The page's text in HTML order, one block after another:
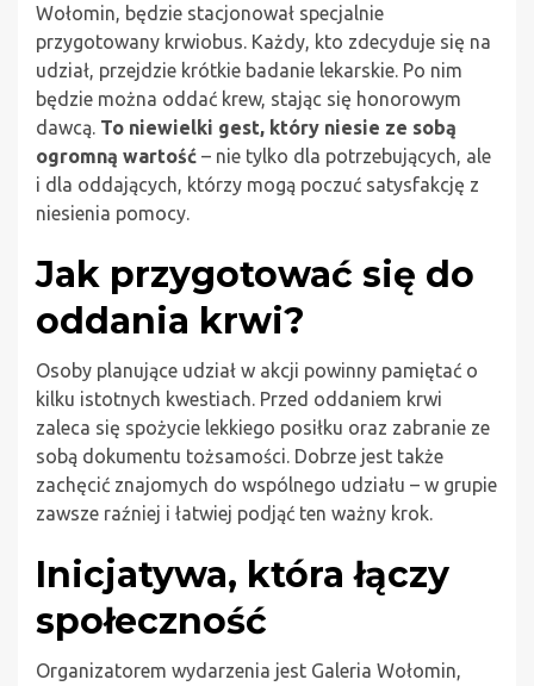
Wołomin, będzie stacjonował specjalnie
przygotowany krwiobus. Każdy, kto zdecyduje się na
udział, przejdzie krótkie badanie lekarskie. Po nim
będzie można oddać krew, stając się honorowym
dawcą. To niewielki gest, który niesie ze sobą
ogromną wartość – nie tylko dla potrzebujących, ale
i dla oddających, którzy mogą poczuć satysfakcję z
niesienia pomocy.
Jak przygotować się do
oddania krwi?
Osoby planujące udział w akcji powinny pamiętać o
kilku istotnych kwestiach. Przed oddaniem krwi
zaleca się spożycie lekkiego posiłku oraz zabranie ze
sobą dokumentu tożsamości. Dobrze jest także
zachęcić znajomych do wspólnego udziału – w grupie
zawsze raźniej i łatwiej podjąć ten ważny krok.
Inicjatywa, która łączy
społeczność
Organizatorem wydarzenia jest Galeria Wołomin,